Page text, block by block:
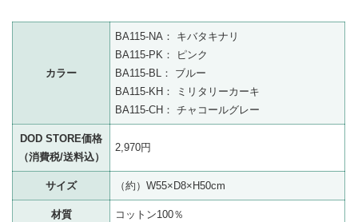
カラー
BA115-NA： キバタキナリ
BA115-PK： ピンク
BA115-BL： ブルー
BA115-KH： ミリタリーカーキ
BA115-CH： チャコールグレー
DOD STORE価格
（消費税/送料込）
2,970円
サイズ （約）W55×D8×H50cm
材質 コットン100％